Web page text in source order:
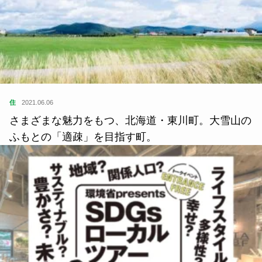
住 2021.06.06
さまざまな魅力をもつ、北海道・東川町。大雪山の
ふもとの「適疎」を目指す町。